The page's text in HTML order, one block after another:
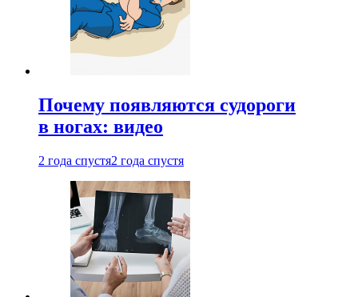
Почему появляются судороги
в ногах: видео
2 года спустя2 года спустя